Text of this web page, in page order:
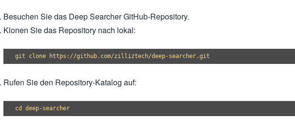
Besuchen Sie das Deep Searcher GitHub-Repository.
Klonen Sie das Repository nach lokal:
Rufen Sie den Repository-Katalog auf: